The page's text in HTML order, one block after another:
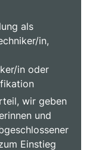
als
in,
in oder
wir geben
und
Einstieg